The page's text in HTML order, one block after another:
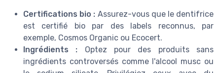
Certifications bio : Assurez-vous que le dentifrice
est certifié bio par des labels reconnus, par
exemple, Cosmos Organic ou Ecocert.
Ingrédients : Optez pour des produits sans
ingrédients controversés comme l'alcool musc ou